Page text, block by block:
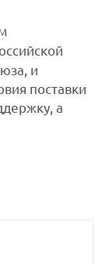
и
поставки
а